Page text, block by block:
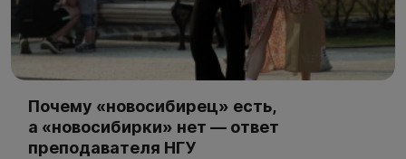
Почему «новосибирец» есть,
а «новосибирки» нет — ответ
преподавателя НГУ